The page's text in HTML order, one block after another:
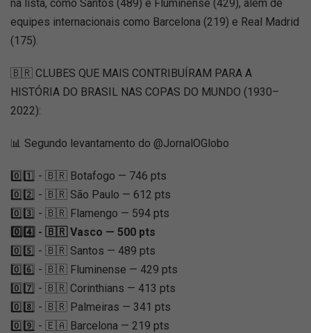
na lista, como Santos (489) e Fluminense (429), além de
equipes internacionais como Barcelona (219) e Real Madrid
(175).
🇧🇷 CLUBES QUE MAIS CONTRIBUÍRAM PARA A
HISTÓRIA DO BRASIL NAS COPAS DO MUNDO (1930–
2022):
📊 Segundo levantamento do @JornalOGlobo
0️⃣1️⃣ - 🇧🇷 Botafogo — 746 pts
0️⃣2️⃣ - 🇧🇷 São Paulo — 612 pts
0️⃣3️⃣ - 🇧🇷 Flamengo — 594 pts
0️⃣4️⃣ - 🇧🇷 Vasco — 500 pts
0️⃣5️⃣ - 🇧🇷 Santos — 489 pts
0️⃣6️⃣ - 🇧🇷 Fluminense — 429 pts
0️⃣7️⃣ - 🇧🇷 Corinthians — 413 pts
0️⃣8️⃣ - 🇧🇷 Palmeiras — 341 pts
0️⃣9️⃣ - 🇪🇦 Barcelona — 219 pts